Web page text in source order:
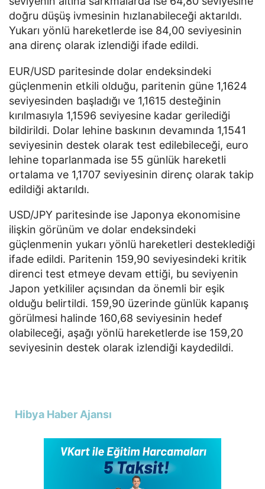
doğru düşüş ivmesinin hızlanabileceği aktarıldı.
Yukarı yönlü hareketlerde ise 84,00 seviyesinin
ana direnç olarak izlendiği ifade edildi.
EUR/USD paritesinde dolar endeksindeki
güçlenmenin etkili olduğu, paritenin güne 1,1624
seviyesinden başladığı ve 1,1615 desteğinin
kırılmasıyla 1,1596 seviyesine kadar gerilediği
bildirildi. Dolar lehine baskının devamında 1,1541
seviyesinin destek olarak test edilebileceği, euro
lehine toparlanmada ise 55 günlük hareketli
ortalama ve 1,1707 seviyesinin direnç olarak takip
edildiği aktarıldı.
USD/JPY paritesinde ise Japonya ekonomisine
ilişkin görünüm ve dolar endeksindeki
güçlenmenin yukarı yönlü hareketleri desteklediği
ifade edildi. Paritenin 159,90 seviyesindeki kritik
direnci test etmeye devam ettiği, bu seviyenin
Japon yetkililer açısından da önemli bir eşik
olduğu belirtildi. 159,90 üzerinde günlük kapanış
görülmesi halinde 160,68 seviyesinin hedef
olabileceği, aşağı yönlü hareketlerde ise 159,20
seviyesinin destek olarak izlendiği kaydedildi.
Hibya Haber Ajansı